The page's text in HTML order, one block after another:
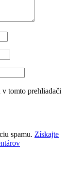
tomto prehliadači
spamu. Získajte